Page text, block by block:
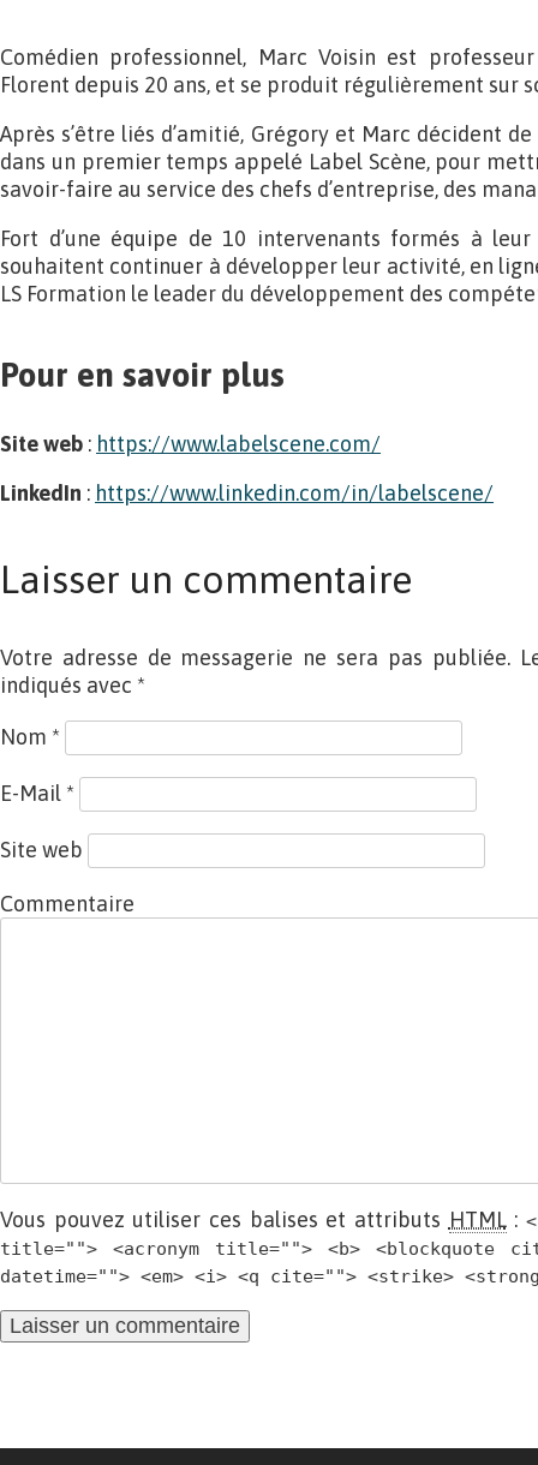
Comédien professionnel, Marc Voisin est
Florent depuis 20 ans, et se produit régulièrement sur
Après s’être liés d’amitié, Grégory et Marc décident
dans un premier temps appelé Label Scène, pour
savoir-faire au service des chefs d’entreprise, des
Fort d’une équipe de 10 intervenants formés à
souhaitent continuer à développer leur activité, en
LS Formation le leader du développement des
Pour en savoir plus
Site web : https://www.labelscene.com/
LinkedIn : https://www.linkedin.com/in/labelscene/
Laisser un commentaire
Votre adresse de messagerie ne sera pas publiée.
indiqués avec *
Nom *
E-Mail *
Site web
Commentaire
Vous pouvez utiliser ces balises et attributs HTML:
title=""> <acronym title=""> <b> <blockquote
datetime=""> <em> <i> <q cite=""> <strike>